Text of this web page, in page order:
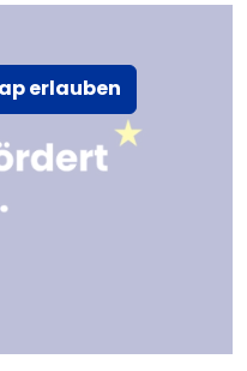
erlauben